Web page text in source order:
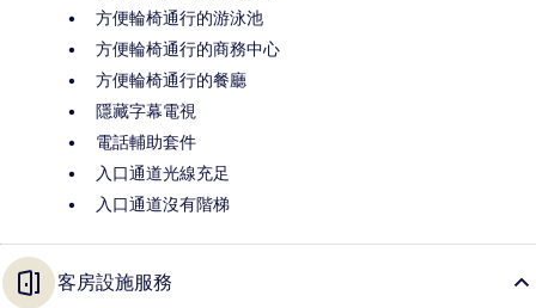
方便輪椅通行的游泳池
方便輪椅通行的商務中心
方便輪椅通行的餐廳
隱藏字幕電視
電話輔助套件
入口通道光線充足
入口通道沒有階梯
客房設施服務